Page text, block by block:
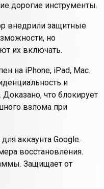
дорогие инструменты.
внедрили защитные
но
их включать.
на iPhone, iPad, Mac.
и
. Доказано, что блокирует
взлома при
аккаунта Google.
восстановления.
Защищает от